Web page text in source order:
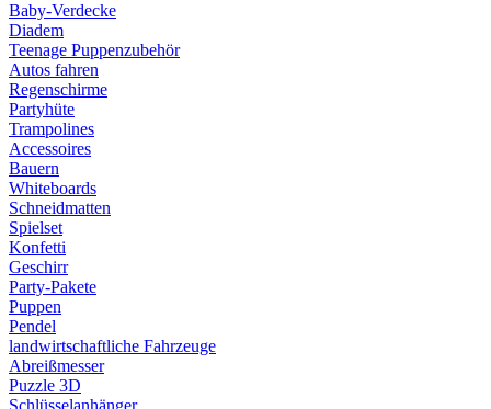
Baby-Verdecke
Diadem
Teenage Puppenzubehör
Autos fahren
Regenschirme
Partyhüte
Trampolines
Accessoires
Bauern
Whiteboards
Schneidmatten
Spielset
Konfetti
Geschirr
Party-Pakete
Puppen
Pendel
landwirtschaftliche Fahrzeuge
Abreißmesser
Puzzle 3D
Schlüsselanhänger